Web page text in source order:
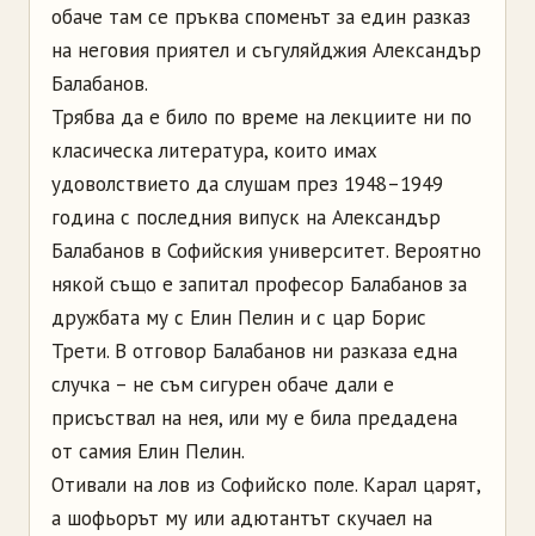
обаче там се пръква споменът за един разказ
на неговия приятел и съгуляйджия Александър
Балабанов.
Трябва да е било по време на лекциите ни по
класическа литература, които имах
удоволствието да слушам през 1948–1949
година с последния випуск на Александър
Балабанов в Софийския университет. Вероятно
някой също е запитал професор Балабанов за
дружбата му с Елин Пелин и с цар Борис
Трети. В отговор Балабанов ни разказа една
случка – не съм сигурен обаче дали е
присъствал на нея, или му е била предадена
от самия Елин Пелин.
Отивали на лов из Софийско поле. Карал царят,
а шофьорът му или адютантът скучаел на